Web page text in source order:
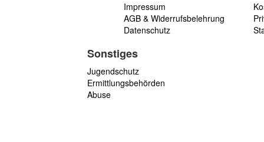
Impressum
AGB & Widerrufsbelehrung
Datenschutz
Sonstiges
Jugendschutz
Ermittlungsbehörden
Abuse